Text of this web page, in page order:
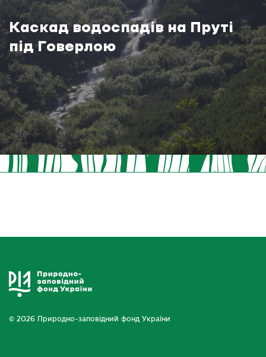
Каскад водоспадів на Пруті
під Говерлою
© 2026 Природно-заповідний фонд України